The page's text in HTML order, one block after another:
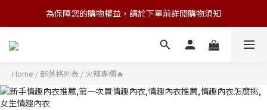
💌 Nearby收藏家｜任選三件 9折 五件 88折
為保障您的購物權益，請於下單前詳閱購物須知
💌 Nearby收藏家｜任選三件 9折 五件 88折
Home / 部落格列表 / 火辣專欄🔥